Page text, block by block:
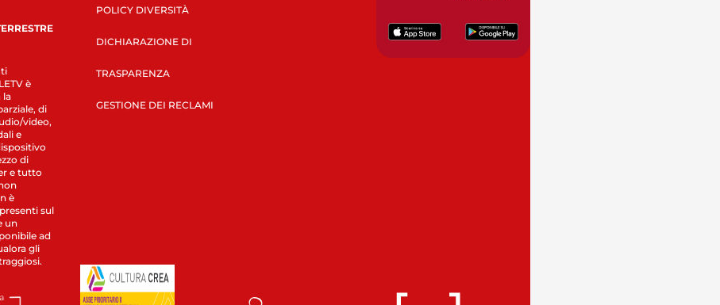
è
la
di
video,
e
di
e tutto
è
sul
un
ad
gli
POLICY DIVERSITÀ
DICHIARAZIONE DI
TRASPARENZA
GESTIONE DEI RECLAMI